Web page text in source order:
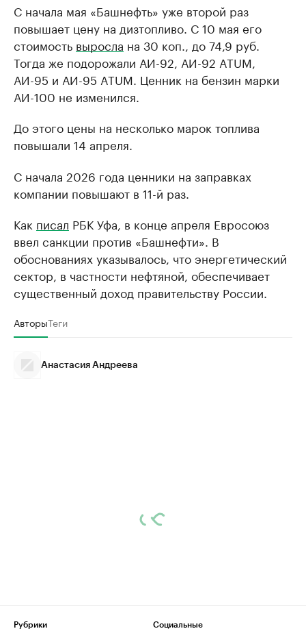
С начала мая «Башнефть» уже второй раз
повышает цену на дизтопливо. С 10 мая его
стоимость выросла на 30 коп., до 74,9 руб.
Тогда же подорожали АИ-92, АИ-92 ATUM,
АИ-95 и АИ-95 ATUM. Ценник на бензин марки
АИ-100 не изменился.
До этого цены на несколько марок топлива
повышали 14 апреля.
С начала 2026 года ценники на заправках
компании повышают в 11-й раз.
Как писал РБК Уфа, в конце апреля Евросоюз
ввел санкции против «Башнефти». В
обоснованиях указывалось, что энергетический
сектор, в частности нефтяной, обеспечивает
существенный доход правительству России.
АвторыТеги
Анастасия Андреева
Рубрики
Социальные